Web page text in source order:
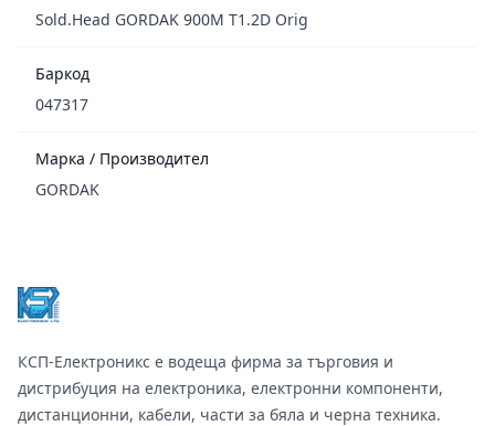
Sold.Head GORDAK 900M T1.2D Orig
Баркод
047317
Марка / Производител
GORDAK
КСП-Електроникс е водеща фирма за търговия и
дистрибуция на електроника, електронни компоненти,
дистанционни, кабели, части за бяла и черна техника.